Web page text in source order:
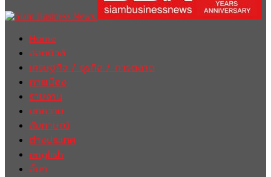
Home
ฮอตนิวส์
เศรษฐกิจ / ธุรกิจ / การตลาด
การเมือง
รายงาน
บทความ
สัมภาษณ์
ต่างประเทศ
english
อื่นๆ